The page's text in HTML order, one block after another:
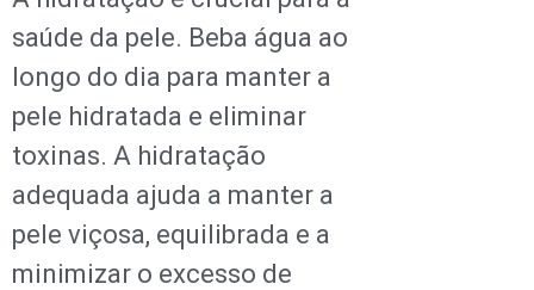
saúde da pele. Beba água ao
longo do dia para manter a
pele hidratada e eliminar
toxinas. A hidratação
adequada ajuda a manter a
pele viçosa, equilibrada e a
minimizar o excesso de